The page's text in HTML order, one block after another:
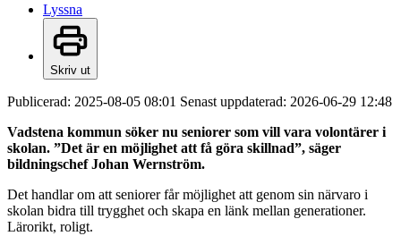
Lyssna
Skriv ut
Publicerad: 2025-08-05 08:01 Senast uppdaterad: 2026-06-29 12:48
Vadstena kommun söker nu seniorer som vill vara volontärer i
skolan. ”Det är en möjlighet att få göra skillnad”, säger
bildningschef Johan Wernström.
Det handlar om att seniorer får möjlighet att genom sin närvaro i
skolan bidra till trygghet och skapa en länk mellan generationer.
Lärorikt, roligt.